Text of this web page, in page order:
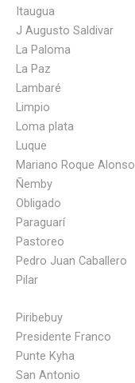
Itaugua
J Augusto Saldivar
La Paloma
La Paz
Lambaré
Limpio
Loma plata
Luque
Mariano Roque Alonso
Ñemby
Obligado
Paraguarí
Pastoreo
Pedro Juan Caballero
Pilar
Piribebuy
Presidente Franco
Punte Kyha
San Antonio